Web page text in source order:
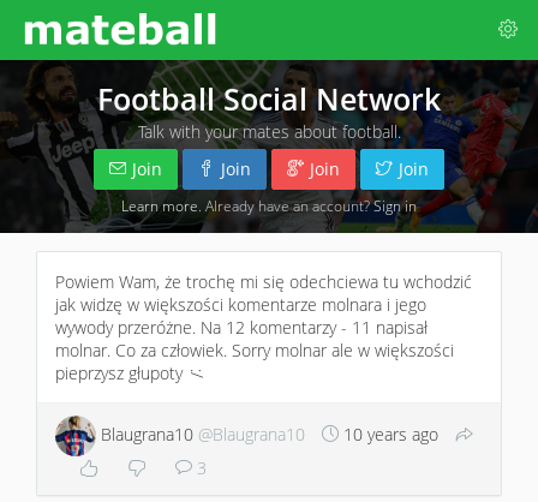
Football Social Network
Talk with your mates about football.
Join
Join Join Join
Learn more . Already have an account?Sign in
Powiem Wam, że trochę mi się odechciewa tu wchodzić
jak widzę w większości komentarze molnara i jego
wywody przeróżne. Na 12 komentarzy - 11 napisał
molnar. Co za człowiek. Sorry molnar ale w większości
pieprzysz głupoty
:/
Blaugrana10 @Blaugrana10
10 years ago
3